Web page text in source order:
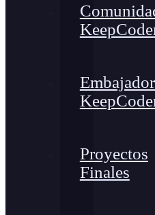
Proyectos
Finales